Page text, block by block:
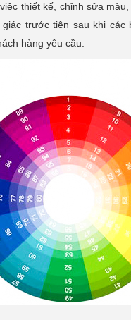
thiết kế, chỉnh sửa
trước tiên sau khi các
hàng yêu cầu.